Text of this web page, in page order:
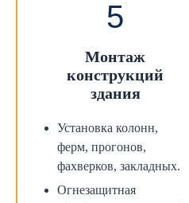
Монтаж
конструкций
здания
Установка колонн,
ферм, прогонов,
фахверков, закладных.
Огнезащитная